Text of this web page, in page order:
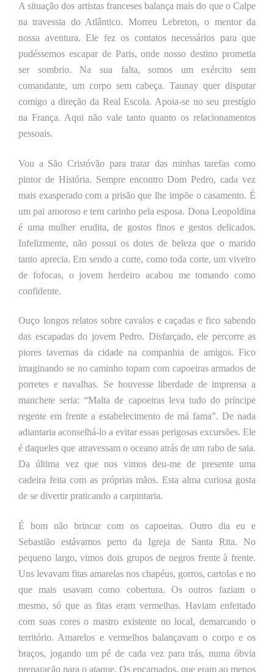
A situação dos artistas franceses balança mais do que o Calpe
na travessia do Atlântico. Morreu Lebreton, o mentor da
nossa aventura. Ele fez os contatos necessários para que
pudéssemos escapar de Paris, onde nosso destino prometia
ser sombrio. Na sua falta, somos um exército sem
comandante, um corpo sem cabeça. Taunay quer disputar
comigo a direção da Real Escola. Apoia-se no seu prestígio
na França. Aqui não vale tanto quanto os relacionamentos
pessoais.
Vou a São Cristóvão para tratar das minhas tarefas como
pintor de História. Sempre encontro Dom Pedro, cada vez
mais exasperado com a prisão que lhe impõe o casamento. É
um pai amoroso e tem carinho pela esposa. Dona Leopoldina
é uma mulher erudita, de gostos finos e gestos delicados.
Infelizmente, não possui os dotes de beleza que o marido
tanto aprecia. Em sendo a corte, como toda corte, um viveiro
de fofocas, o jovem herdeiro acabou me tomando como
confidente.
Ouço longos relatos sobre cavalos e caçadas e fico sabendo
das escapadas do jovem Pedro. Disfarçado, ele percorre as
piores tavernas da cidade na companhia de amigos. Fico
imaginando se no caminho topam com capoeiras armados de
porretes e navalhas. Se houvesse liberdade de imprensa a
manchete seria: “Malta de capoeiras leva tudo do príncipe
regente em frente a estabelecimento de má fama”. De nada
adiantaria aconselhá-lo a evitar essas perigosas excursões. Ele
é daqueles que atravessam o oceano atrás de um rabo de saia.
Da última vez que nos vimos deu-me de presente uma
cadeira feita com as próprias mãos. Esta alma curiosa gosta
de se divertir praticando a carpintaria.
É bom não brincar com os capoeiras. Outro dia eu e
Sebastião estávamos perto da Igreja de Santa Rita. No
pequeno largo, vimos dois grupos de negros frente à frente.
Uns levavam fitas amarelas nos chapéus, gorros, cartolas e no
que mais usavam como cobertura. Os outros faziam o
mesmo, só que as fitas eram vermelhas. Haviam enfeitado
com suas cores o mastro existente no local, demarcando o
território. Amarelos e vermelhos balançavam o corpo e os
braços, jogando um pé de cada vez para trás, numa óbvia
preparação para o ataque. Os encarnados, que eram ao menos